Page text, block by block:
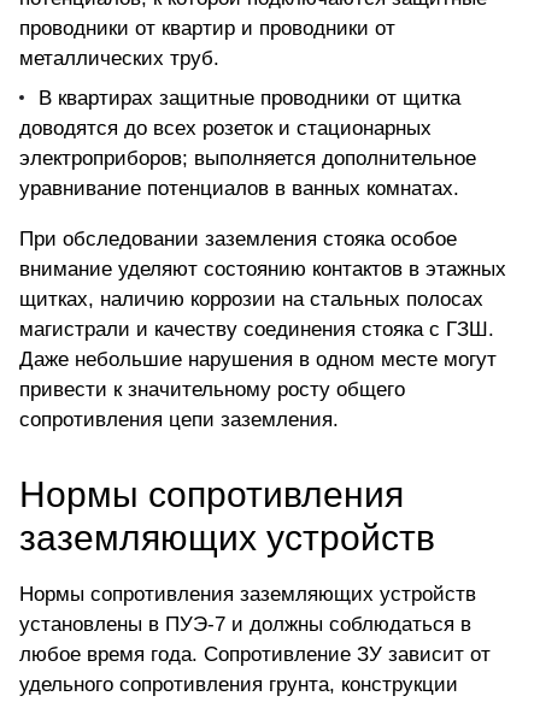
проводники от квартир и проводники от
металлических труб.
В квартирах защитные проводники от щитка
доводятся до всех розеток и стационарных
электроприборов; выполняется дополнительное
уравнивание потенциалов в ванных комнатах.
При обследовании заземления стояка особое
внимание уделяют состоянию контактов в этажных
щитках, наличию коррозии на стальных полосах
магистрали и качеству соединения стояка с ГЗШ.
Даже небольшие нарушения в одном месте могут
привести к значительному росту общего
сопротивления цепи заземления.
Нормы сопротивления
заземляющих устройств
Нормы сопротивления заземляющих устройств
установлены в ПУЭ-7 и должны соблюдаться в
любое время года. Сопротивление ЗУ зависит от
удельного сопротивления грунта, конструкции